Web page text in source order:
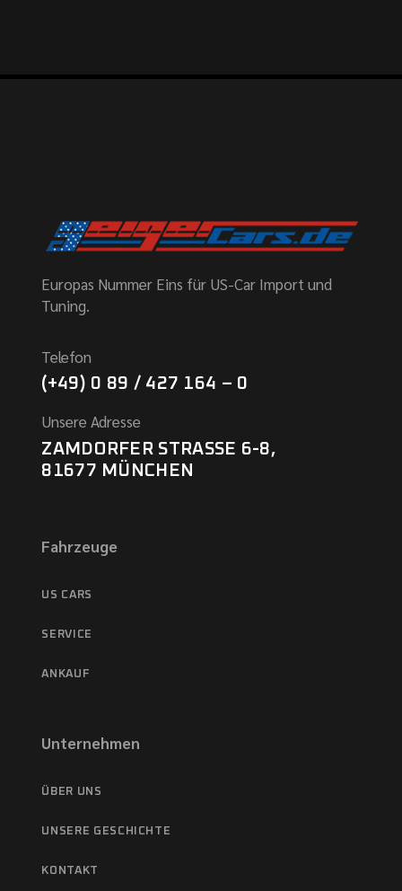
Europas Nummer Eins für US-Car Import und
Tuning.
Telefon
(+49) 0 89 / 427 164 – 0
Unsere Adresse
ZAMDORFER STRASSE 6-8,
81677 MÜNCHEN
Fahrzeuge
US CARS
SERVICE
ANKAUF
Unternehmen
ÜBER UNS
UNSERE GESCHICHTE
KONTAKT